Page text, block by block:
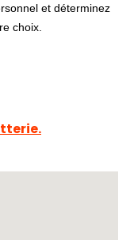
et déterminez
choix.